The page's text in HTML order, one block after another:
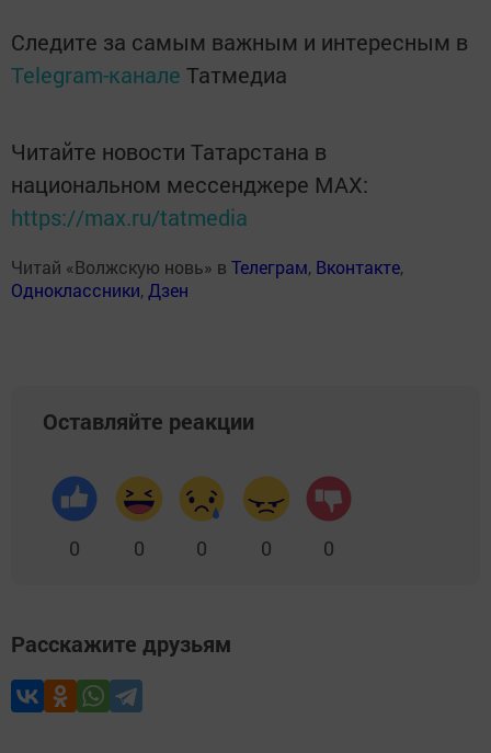
Следите за самым важным и интересным в
Telegram-канале Татмедиа
Читайте новости Татарстана в
национальном мессенджере MАХ:
https://max.ru/tatmedia
Читай «Волжскую новь» в Телеграм, Вконтакте,
Одноклассники, Дзен
Оставляйте реакции
0 0 0 0 0
Расскажите друзьям